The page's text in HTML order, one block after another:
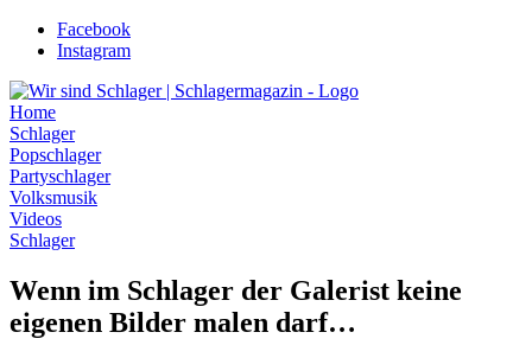
Zum
Inhalt
Facebook
Instagram
Home
Schlager
Popschlager
Partyschlager
Volksmusik
Videos
Schlager
Wenn im Schlager der Galerist keine
eigenen Bilder malen darf…